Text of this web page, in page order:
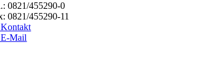
0821/455290-0
0821/455290-11
Mail